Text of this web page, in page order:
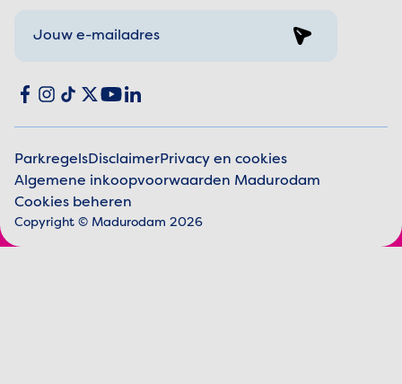
Social media
Facebook
Instagram
TikTok
X YouTube
LinkedIn
Juridische informatie
ParkregelsDisclaimerPrivacy en cookies
Algemene inkoopvoorwaarden Madurodam
Cookies beheren
Copyright © Madurodam 2026